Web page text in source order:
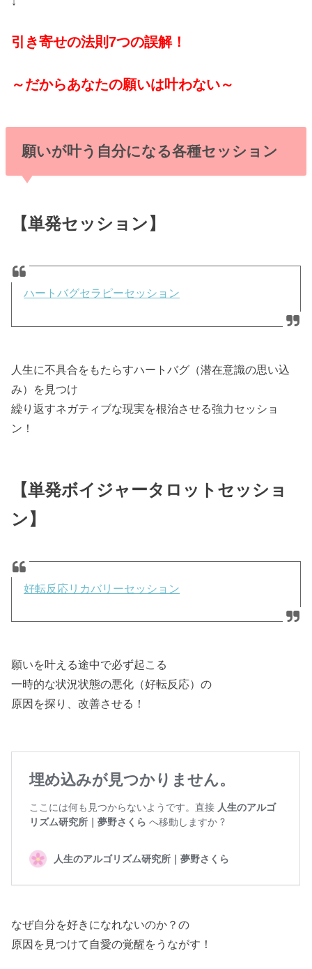
引き寄せの法則7つの誤解！
～だからあなたの願いは叶わない～
願いが叶う自分になる各種セッション
【単発セッション】
ハートバグセラピーセッション
人生に不具合をもたらすハートバグ（潜在意識の思い込
み）を見つけ
繰り返すネガティブな現実を根治させる強力セッショ
ン！
【単発ボイジャータロットセッショ
ン】
好転反応リカバリーセッション
願いを叶える途中で必ず起こる
一時的な状況状態の悪化（好転反応）の
原因を探り、改善させる！
なぜ自分を好きになれないのか？の
原因を見つけて自愛の覚醒をうながす！